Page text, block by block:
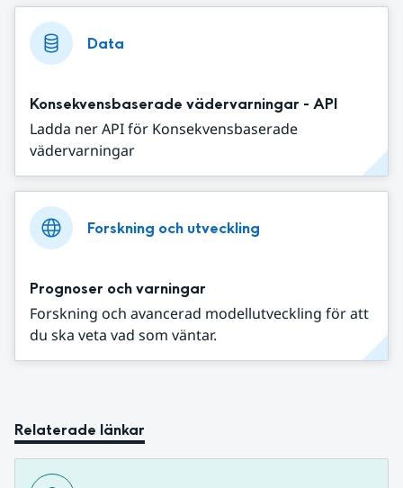
Data
Konsekvensbaserade vädervarningar - API
Ladda ner API för Konsekvensbaserade
vädervarningar
Forskning och utveckling
Prognoser och varningar
Forskning och avancerad modellutveckling för att
du ska veta vad som väntar.
Relaterade länkar